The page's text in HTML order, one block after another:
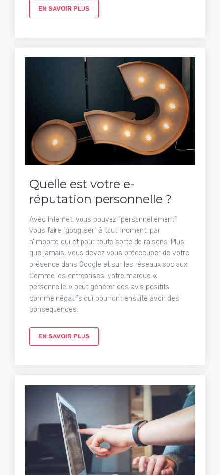
EN SAVOIR PLUS
Quelle est votre e-
réputation personnelle ?
Avec Internet, vous pouvez “personnellement”
vous faire “googliser” à tout moment, par
n’importe qui et pour toute sorte de raisons. Plus
que jamais, vous devez vous préoccuper de votre
présence dans Google et sur les réseaux sociaux.
Comme les entreprises, votre marque «
personnelle » peut générer des avis positifs
comme négatifs qui pourront ensuite avoir des
conséquences.
EN SAVOIR PLUS